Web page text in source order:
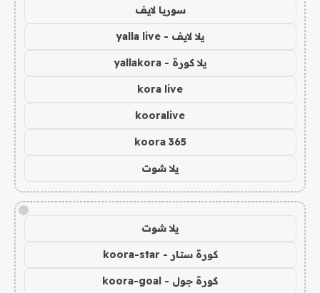
سوريا لايف
يلا لايف - yalla live
يلا كورة - yallakora
kora live
kooralive
koora 365
يلا شوت
!
يلا شوت
كورة ستار - koora-star
كورة جول - koora-goal